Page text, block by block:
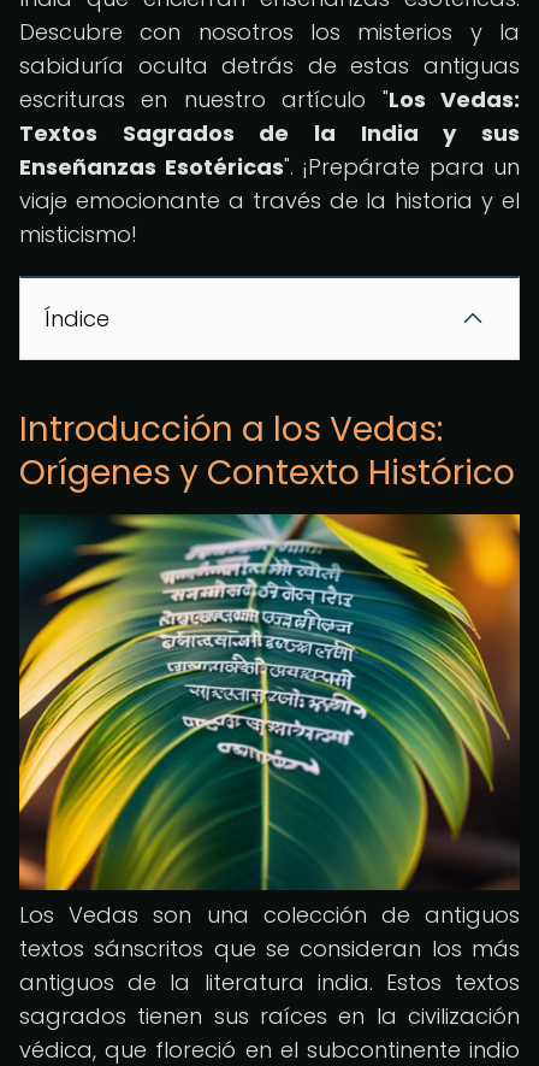
Descubre con nosotros los misterios y la
sabiduría oculta detrás de estas antiguas
escrituras en nuestro artículo "Los Vedas:
Textos Sagrados de la India y sus
Enseñanzas Esotéricas". ¡Prepárate para un
viaje emocionante a través de la historia y el
misticismo!
Índice
Introducción a los Vedas:
Orígenes y Contexto Histórico
Los Vedas son una colección de antiguos
textos sánscritos que se consideran los más
antiguos de la literatura india. Estos textos
sagrados tienen sus raíces en la civilización
védica, que floreció en el subcontinente indio